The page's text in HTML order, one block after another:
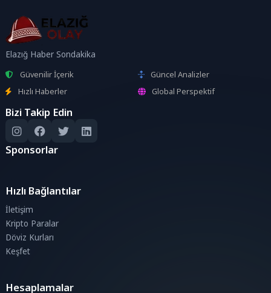
Elazığ Haber Sondakika
Güvenilir İçerik
Güncel Analizler
Hızlı Haberler
Global Perspektif
Bizi Takip Edin
Sponsorlar
Hızlı Bağlantılar
İletişim
Kripto Paralar
Döviz Kurları
Keşfet
Hesaplamalar